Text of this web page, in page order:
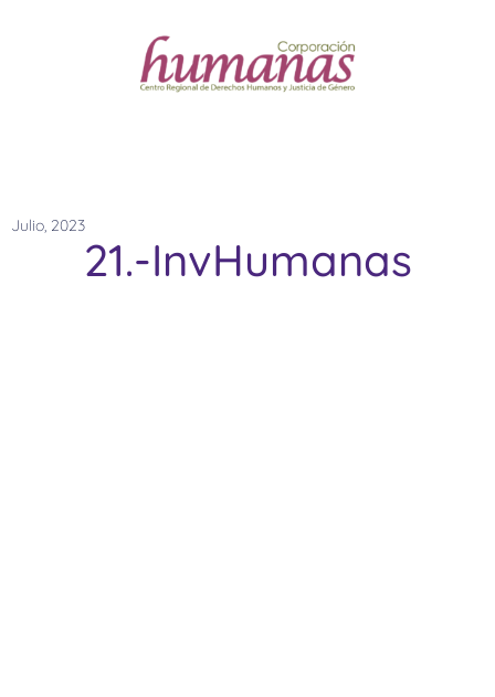
Julio, 2023
21.-InvHumanas